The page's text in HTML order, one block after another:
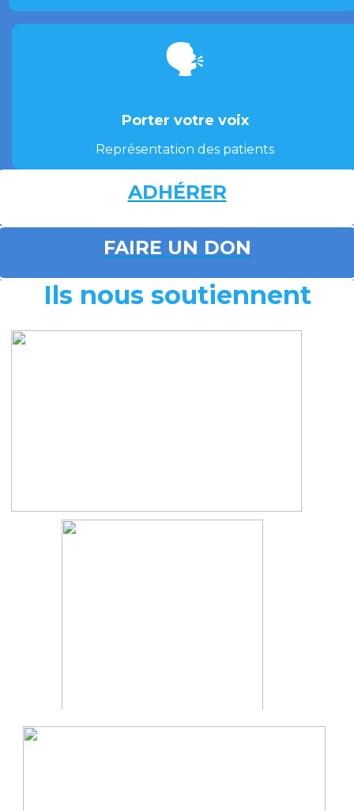
🗣️
Porter votre voix
Représentation des patients
ADHÉRER
FAIRE UN DON
Ils nous soutiennent